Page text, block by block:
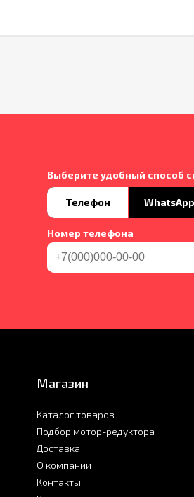
Выберите удобный способ
Телефон WhatsApp
Номер телефона
Магазин
Каталог товаров
Подбор мотор-редуктора
Доставка
О компании
Контакты